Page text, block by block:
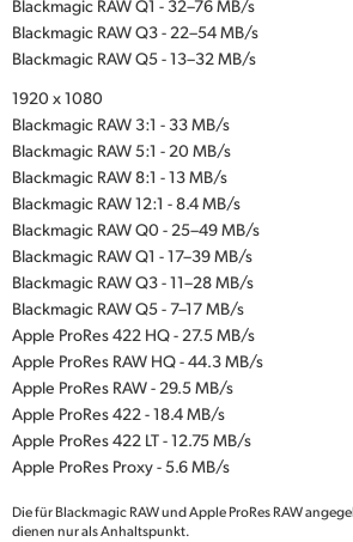
Blackmagic RAW Q1 - 32–76 MB/s
Blackmagic RAW Q3 - 22–54 MB/s
Blackmagic RAW Q5 - 13–32 MB/s
1920 x 1080
Blackmagic RAW 3:1 - 33 MB/s
Blackmagic RAW 5:1 - 20 MB/s
Blackmagic RAW 8:1 - 13 MB/s
Blackmagic RAW 12:1 - 8.4 MB/s
Blackmagic RAW Q0 - 25–49 MB/s
Blackmagic RAW Q1 - 17–39 MB/s
Blackmagic RAW Q3 - 11–28 MB/s
Blackmagic RAW Q5 - 7–17 MB/s
Apple ProRes 422 HQ - 27.5 MB/s
Apple ProRes RAW HQ - 44.3 MB/s
Apple ProRes RAW - 29.5 MB/s
Apple ProRes 422 - 18.4 MB/s
Apple ProRes 422 LT - 12.75 MB/s
Apple ProRes Proxy - 5.6 MB/s
Die für Blackmagic RAW und Apple ProRes RAW
dienen nur als Anhaltspunkt.